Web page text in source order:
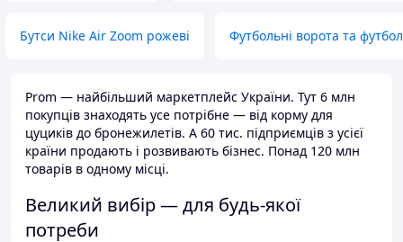
Бутси Nike Air Zoom рожеві Футбольні ворота та
Prom — найбільший маркетплейс України. Тут 6 млн
покупців знаходять усе потрібне — від корму для
цуциків до бронежилетів. А 60 тис. підприємців з усієї
країни продають і розвивають бізнес. Понад 120 млн
товарів в одному місці.
Великий вибір — для будь-якої
потреби